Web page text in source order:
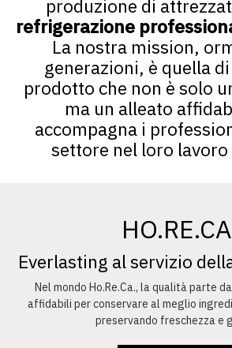
produzione di
refrigerazione
La nostra mission,
generazioni, è quella
prodotto che non è solo
ma un alleato
accompagna i
settore nel loro lavoro
HO.RE.CA
Everlasting al servizio
Nel mondo Ho.Re.Ca., la qualità parte
affidabili per conservare al meglio
preservando freschezza e